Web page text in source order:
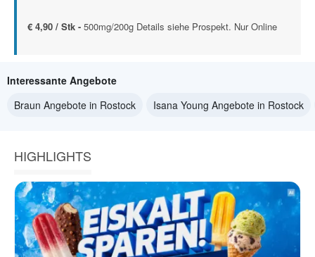
€ 4,90 / Stk - 500mg/200g Details siehe Prospekt. Nur Online
Interessante Angebote
Braun Angebote in Rostock
Isana Young Angebote in Rostock
HIGHLIGHTS